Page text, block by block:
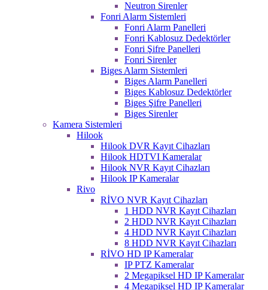
Neutron Sirenler
Fonri Alarm Sistemleri
Fonri Alarm Panelleri
Fonri Kablosuz Dedektörler
Fonri Şifre Panelleri
Fonri Sirenler
Biges Alarm Sistemleri
Biges Alarm Panelleri
Biges Kablosuz Dedektörler
Biges Şifre Panelleri
Biges Sirenler
Kamera Sistemleri
Hilook
Hilook DVR Kayıt Cihazları
Hilook HDTVI Kameralar
Hilook NVR Kayıt Cihazları
Hilook IP Kameralar
Rivo
RİVO NVR Kayıt Cihazları
1 HDD NVR Kayıt Cihazları
2 HDD NVR Kayıt Cihazları
4 HDD NVR Kayıt Cihazları
8 HDD NVR Kayıt Cihazları
RİVO HD IP Kameralar
IP PTZ Kameralar
2 Megapiksel HD IP Kameralar
4 Megapiksel HD IP Kameralar